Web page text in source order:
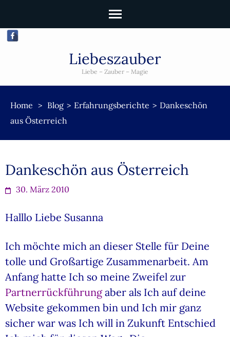
Liebeszauber
Liebe – Zauber – Magie
Home > Blog > Erfahrungsberichte > Dankeschön
aus Österreich
Dankeschön aus Österreich
30. März 2010
Halllo Liebe Susanna
Ich möchte mich an dieser Stelle für Deine
tolle und Großartige Zusammenarbeit. Am
Anfang hatte Ich so meine Zweifel zur
Partnerrückführungaber als Ich auf deine
Website gekommen bin und Ich mir ganz
sicher war was Ich will in Zukunft Entschied